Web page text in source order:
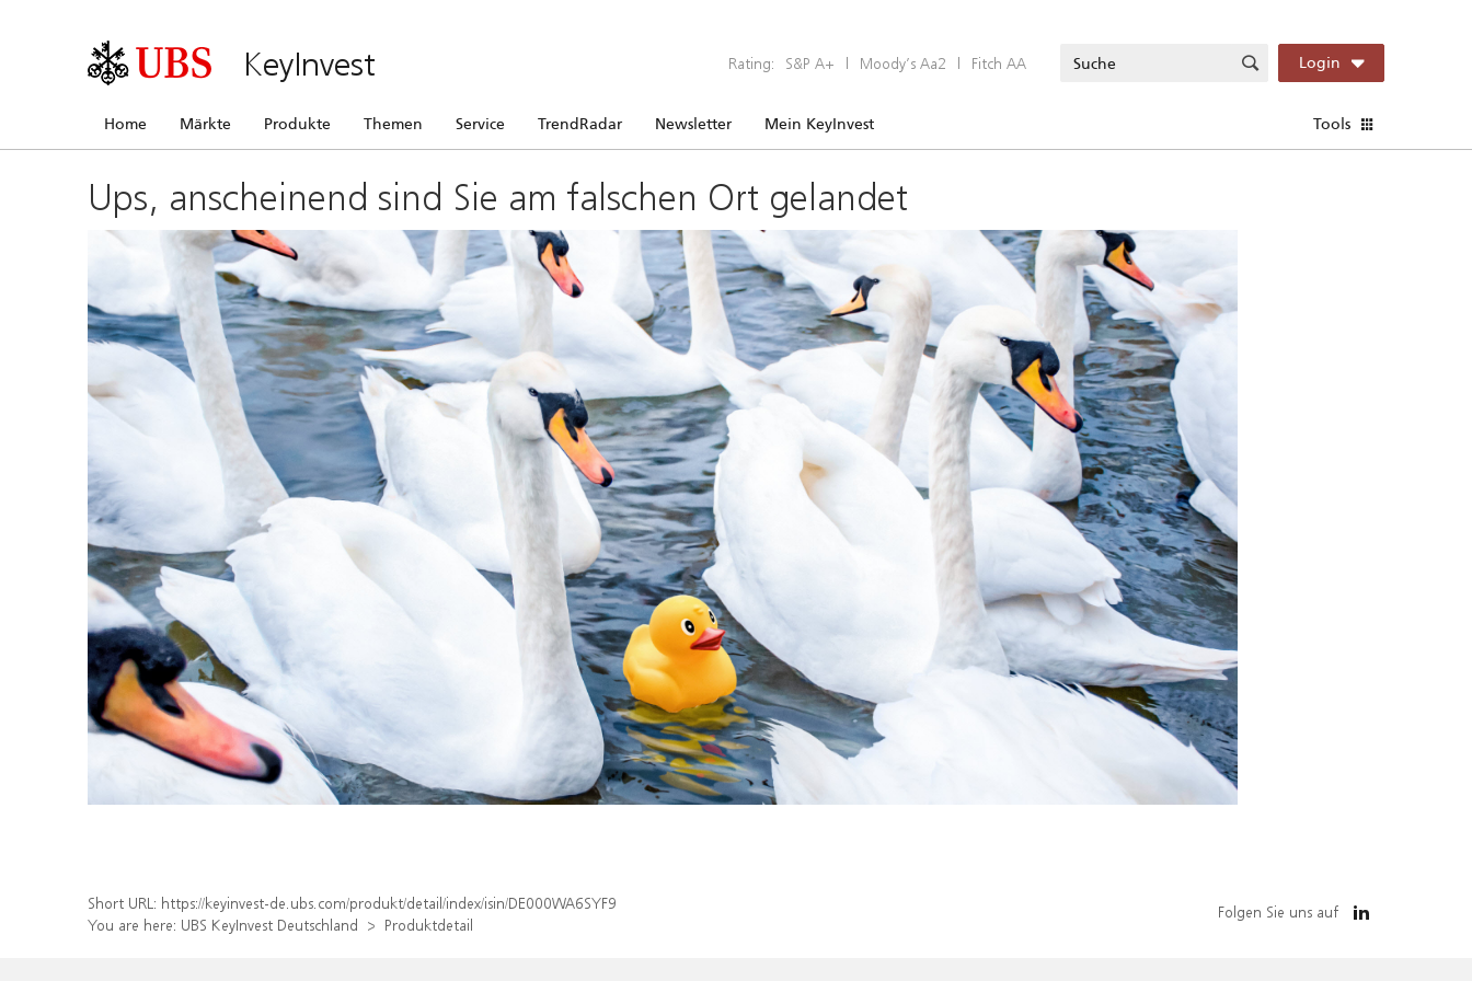
KeyInvest Rating: S&P A+ | Moody’s Aa2 | Fitch AA Login
Home Märkte Produkte Themen Service TrendRadar Newsletter Mein KeyInvest Tools
Ups, anscheinend sind Sie am falschen Ort gelandet
Short URL: https://keyinvest-de.ubs.com/produkt/detail/index/isin/DE000WA6SYF9
You are here: UBS KeyInvest Deutschland Produktdetail
Folgen Sie uns auf